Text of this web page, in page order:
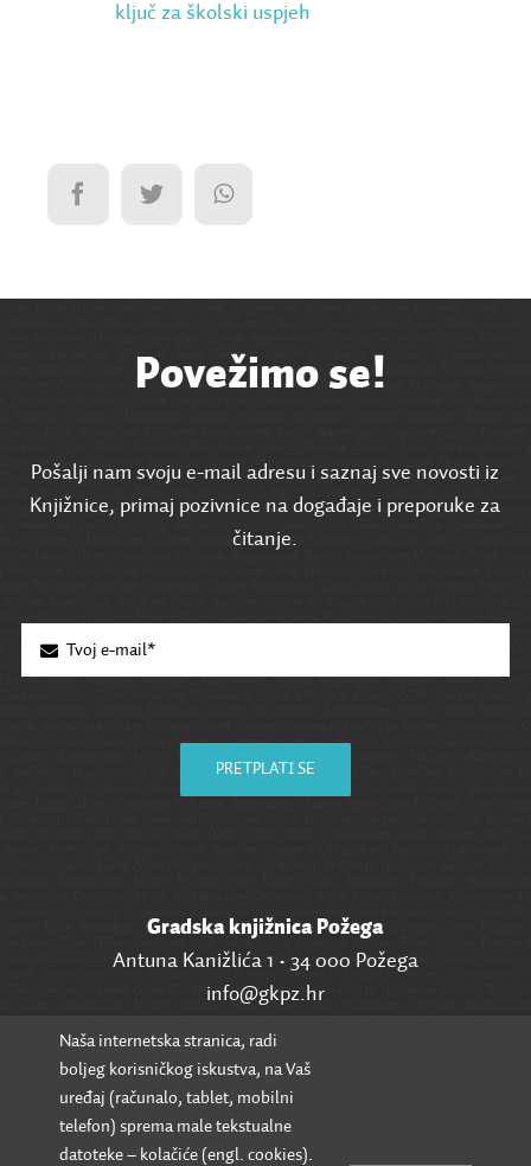
ključ za školski uspjeh
Povežimo se!
Pošalji nam svoju e-mail adresu i saznaj sve novosti iz
Knjižnice, primaj pozivnice na događaje i preporuke za
čitanje.
PRETPLATI SE
Gradska knjižnica Požega
Antuna Kanižlića 1 • 34 000 Požega
info@gkpz.hr
SVI KONTAKTI
Naša internetska stranica, radi
boljeg korisničkog iskustva, na Vaš
uređaj (računalo, tablet, mobilni
telefon) sprema male tekstualne
datoteke – kolačiće (engl. cookies).